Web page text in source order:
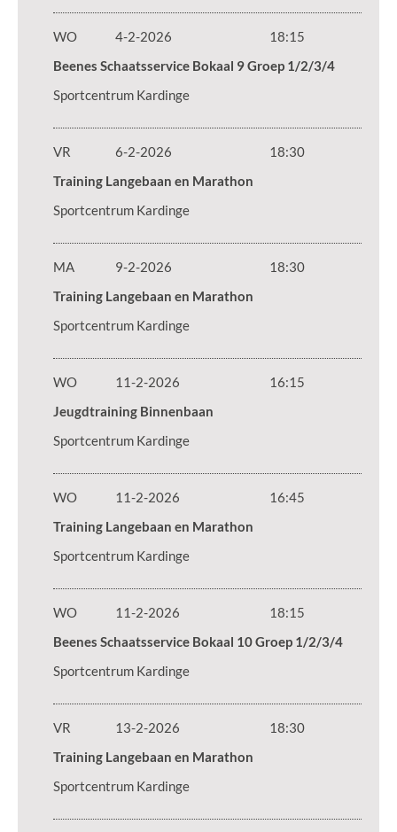
WO 4-2-2026
18:15
Beenes Schaatsservice Bokaal 9 Groep 1/2/3/4
Sportcentrum Kardinge
VR 6-2-2026
18:30
Training Langebaan en Marathon
Sportcentrum Kardinge
MA 9-2-2026
18:30
Training Langebaan en Marathon
Sportcentrum Kardinge
WO 11-2-2026
16:15
Jeugdtraining Binnenbaan
Sportcentrum Kardinge
WO 11-2-2026
16:45
Training Langebaan en Marathon
Sportcentrum Kardinge
WO 11-2-2026
18:15
Beenes Schaatsservice Bokaal 10 Groep 1/2/3/4
Sportcentrum Kardinge
VR 13-2-2026
18:30
Training Langebaan en Marathon
Sportcentrum Kardinge